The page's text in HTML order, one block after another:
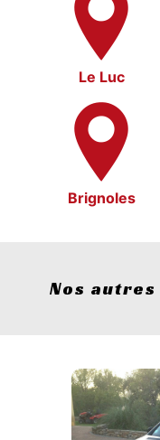
Le Luc
Brignoles
Nos